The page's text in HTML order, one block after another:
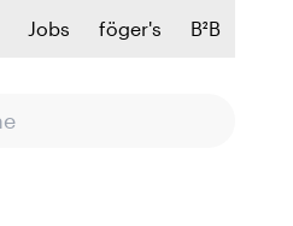
Jobs föger's B²B